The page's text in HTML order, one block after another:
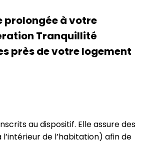
prolongée à votre
Tranquillité
près de votre logement
au dispositif. Elle assure des
de l’habitation) afin de